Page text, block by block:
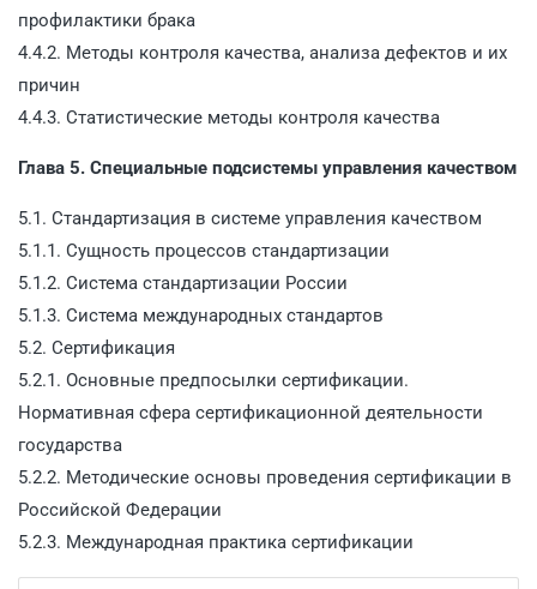
профилактики брака
4.4.2. Методы контроля качества, анализа дефектов и их
причин
4.4.3. Статистические методы контроля качества
Глава 5. Специальные подсистемы управления качеством
5.1. Стандартизация в системе управления качеством
5.1.1. Сущность процессов стандартизации
5.1.2. Система стандартизации России
5.1.3. Система международных стандартов
5.2. Сертификация
5.2.1. Основные предпосылки сертификации.
Нормативная сфера сертификационной деятельности
государства
5.2.2. Методические основы проведения сертификации в
Российской Федерации
5.2.3. Международная практика сертификации